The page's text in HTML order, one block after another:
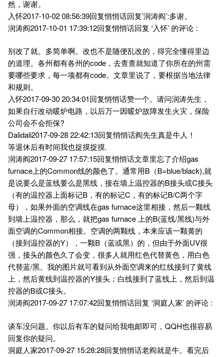
然，谢谢。
入怀2017-10-02 08:56:39回复悄悄话回复’润涛阎’:多谢。
润涛阎2017-10-01 17:39:12回复悄悄话回复 ‘入怀’ 的评论 :
别改了就。多简单啊。改也不是随便乱改的，得完全懂得里边
的道理。各州都有各州的code，去查查就知道了你所在的州需
要哪些要求，每一项都有code。文章里说了，要根据当地法律
和规则。
入怀2017-09-30 20:34:01回复悄悄话赞一个。请问润涛先生，
如果自行改动暖炉电路，以后万一因暖炉故障发生火灾，保险
公司会不会拒保?
Dalidali2017-09-28 22:42:13回复悄悄话阎先生真是牛人！
等退休后有时间我也捉摸捉摸.
润涛阎2017-09-27 17:57:15回复悄悄话文章里忘了介绍gas
furnace上的Common线的颜色了。通常用B（B=blue/black),就
是说要么是蓝线要么是黑线，接在墙上温控器的B接头或C接头
（有的温控器上面标记B，有的标记C，有的标记B/C两个字
母），如果外面的空调线在gas furnace这里相接，然后一颗线
到墙上温控器，那么，就把gas furnace 上的B(蓝线/黑线)与外
面空调的Common相接。空调的两颗线，本来应该一颗黄的
（接到温控器的Y），一颗B（蓝或黑）的，但由于外面UV很
强，接头的颜色久了会变，很多人就用红色代替黄色，用白色
代替蓝/黑。我的图片就可看到从外面空调来的红线接到了黄线
上，然后黄线到温控器的Y接头；白线接到了蓝线上，然后到温
控器的B或C接头。
润涛阎2017-09-27 17:07:42回复悄悄话回复 ‘洞庭人家’ 的评论 :
谈车没问题。你以后有车的疑问给我电邮即可，QQH也很容易
回复你的疑问。
洞庭人家2017-09-27 15:28:28回复悄悄话老阎就是牛。看完后